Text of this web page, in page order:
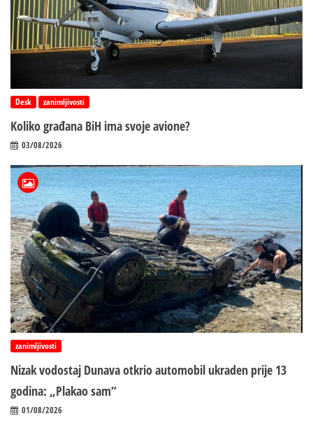
Desk zanimljivosti
Koliko građana BiH ima svoje avione?
03/08/2026
zanimljivosti
Nizak vodostaj Dunava otkrio automobil ukraden prije 13
godina: „Plakao sam“
01/08/2026